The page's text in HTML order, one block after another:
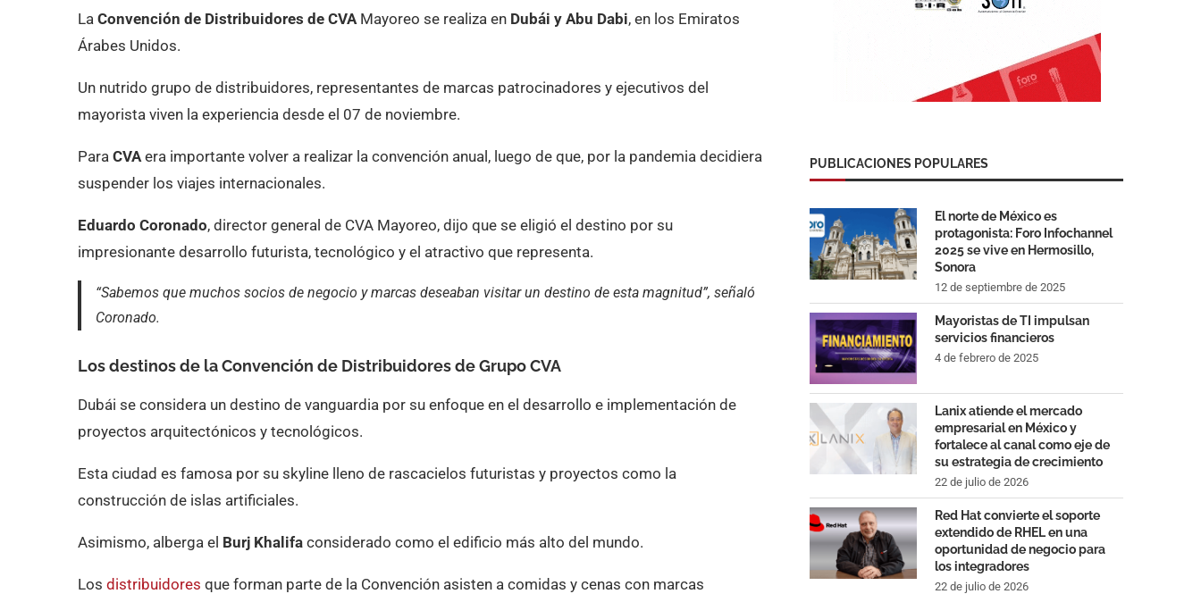
La Convención de Distribuidores de CVAMayoreo se realiza en Dubái y Abu Dabi, en los Emiratos
Árabes Unidos.
Un nutrido grupo de distribuidores, representantes de marcas patrocinadores y ejecutivos del
mayorista viven la experiencia desde el 07 de noviembre.
Para CVAera importante volver a realizar la convención anual, luego de que, por la pandemia decidiera
suspender los viajes internacionales.
Eduardo Coronado, director general de CVA Mayoreo, dijo que se eligió el destino por su
impresionante desarrollo futurista, tecnológico y el atractivo que representa.
“Sabemos que muchos socios de negocio y marcas deseaban visitar un destino de esta magnitud”, señaló
Coronado.
Los destinos de la Convención de Distribuidores de Grupo CVA
Dubái se considera un destino de vanguardia por su enfoque en el desarrollo e implementación de
proyectos arquitectónicos y tecnológicos.
Esta ciudad es famosa por su skyline lleno de rascacielos futuristas y proyectos como la
construcción de islas artificiales.
Asimismo, alberga el Burj Khalifa considerado como el edificio más alto del mundo.
Los distribuidores que forman parte de la Convención asisten a comidas y cenas con marcas
PUBLICACIONES POPULARES
El norte de México es
protagonista: Foro Infochannel
2025 se vive en Hermosillo,
Sonora
12 de septiembre de 2025
Mayoristas de TI impulsan
servicios financieros
4 de febrero de 2025
Lanix atiende el mercado
empresarial en México y
fortalece al canal como eje de
su estrategia de crecimiento
22 de julio de 2026
Red Hat convierte el soporte
extendido de RHEL en una
oportunidad de negocio para
los integradores
22 de julio de 2026